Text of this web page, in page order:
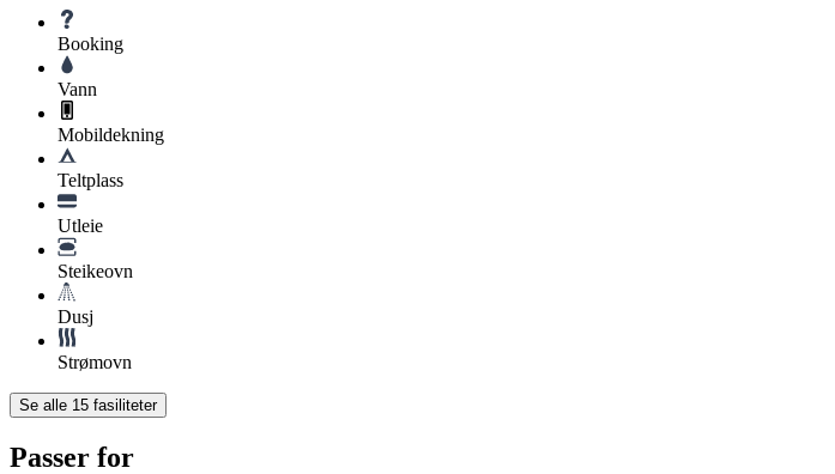
Booking
Vann
Mobildekning
Teltplass
Utleie
Steikeovn
Dusj
Strømovn
Se alle 15 fasiliteter
Passer for